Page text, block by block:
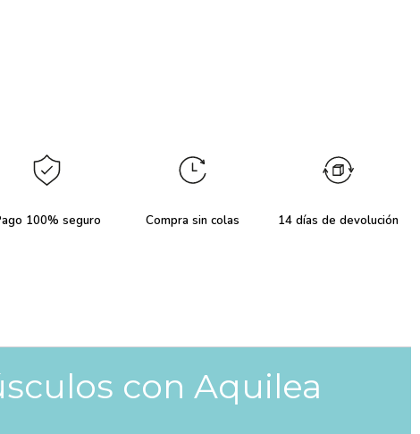
100% seguro Compra sin colas 14 días de devolución
con Aquilea